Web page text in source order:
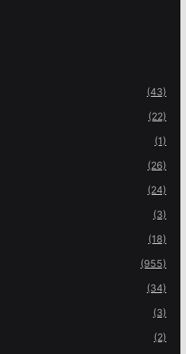
(43)
(22)
(1)
(26)
(24)
(3)
(18)
(955)
(34)
(3)
(2)